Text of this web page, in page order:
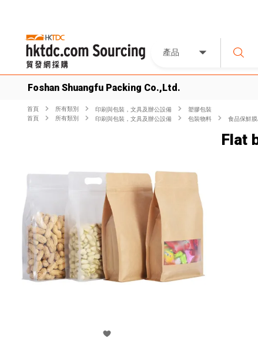
產品
Foshan Shuangfu Packing Co.,Ltd.
首頁 所有類別 印刷與包裝，文具及辦公設備
塑膠包裝
首頁
所有類別 印刷與包裝，文具及辦公設備 包裝物料 食品保鮮
Flat